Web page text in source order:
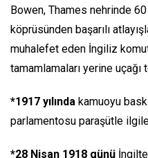
Bowen, Thames nehrinde
köprüsünden başarılı
muhalefet eden İngiliz
tamamlamaları yerine
*1917 yılında kamuoyu
parlamentosu paraşütle
*28 Nisan 1918 günü